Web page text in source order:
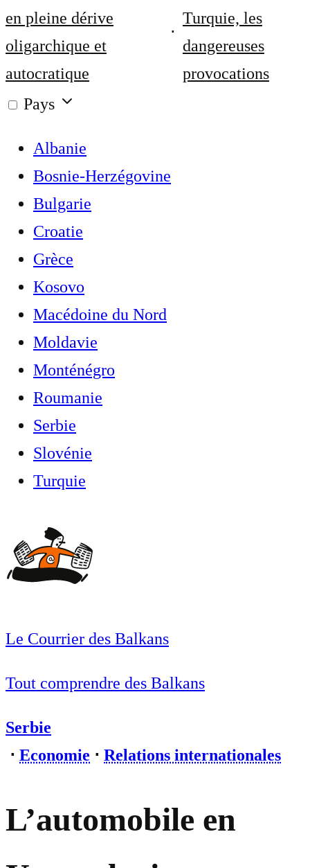
en pleine dérive
oligarchique et
autocratique
Turquie, les
dangereuses
provocations
Pays
Albanie
Bosnie-Herzégovine
Bulgarie
Croatie
Grèce
Kosovo
Macédoine du Nord
Moldavie
Monténégro
Roumanie
Serbie
Slovénie
Turquie
Le Courrier des Balkans
Tout comprendre des Balkans
Serbie
⋅ Economie ⋅ Relations internationales
L’automobile en